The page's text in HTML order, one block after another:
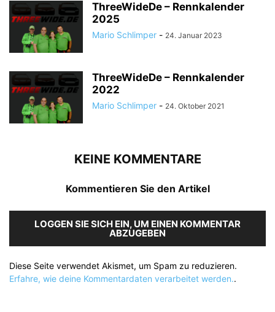
ThreeWideDe – Rennkalender
2025
Mario Schlimper - 24. Januar 2023
ThreeWideDe – Rennkalender
2022
Mario Schlimper - 24. Oktober 2021
KEINE KOMMENTARE
Kommentieren Sie den Artikel
LOGGEN SIE SICH EIN, UM EINEN KOMMENTAR
ABZUGEBEN
Diese Seite verwendet Akismet, um Spam zu reduzieren.
Erfahre, wie deine Kommentardaten verarbeitet werden..